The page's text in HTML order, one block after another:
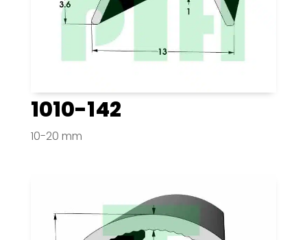
1010-142
10-20 mm